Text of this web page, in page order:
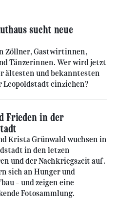
sucht neue
Zöllner, Gastwirtinnen,
Tänzerinnen. Wer wird jetzt
ältesten und bekanntesten
Leopoldstadt einziehen?
Frieden in der
Krista Grünwald wuchsen in
in den letzen
und der Nachkriegszeit auf.
sich an Hunger und
– und zeigen eine
Fotosammlung.